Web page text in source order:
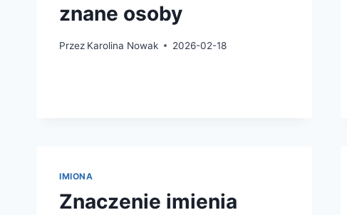
znane osoby
Przez Karolina Nowak 2026-02-18
IMIONA
Znaczenie imienia